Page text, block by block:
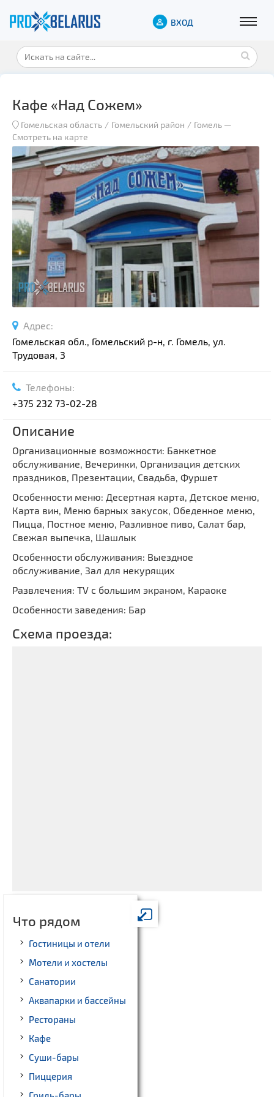
ВХОД
Кафе «Над Сожем»
Гомельская область Гомельский район Гомель —
Смотреть на карте
Адрес:
Гомельская обл., Гомельский р-н, г. Гомель, ул.
Трудовая, 3
Телефоны:
+375 232 73-02-28
Описание
Организационные возможности: Банкетное
обслуживание, Вечеринки, Организация детских
праздников, Презентации, Свадьба, Фуршет
Особенности меню: Десертная карта, Детское меню,
Карта вин, Меню барных закусок, Обеденное меню,
Пицца, Постное меню, Разливное пиво, Салат бар,
Свежая выпечка, Шашлык
Особенности обслуживания: Выездное
обслуживание, Зал для некурящих
Развлечения: TV с большим экраном, Караоке
Особенности заведения: Бар
Схема проезда:
Что рядом
Гостиницы и отели
Мотели и хостелы
Санатории
Аквапарки и бассейны
Рестораны
Кафе
Суши-бары
Пиццерия